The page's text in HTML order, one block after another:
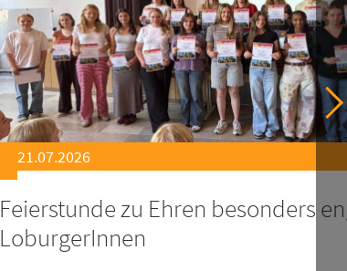
21.07.2026
Soziales Engagement für
Ruanda – Wir sind dabei!